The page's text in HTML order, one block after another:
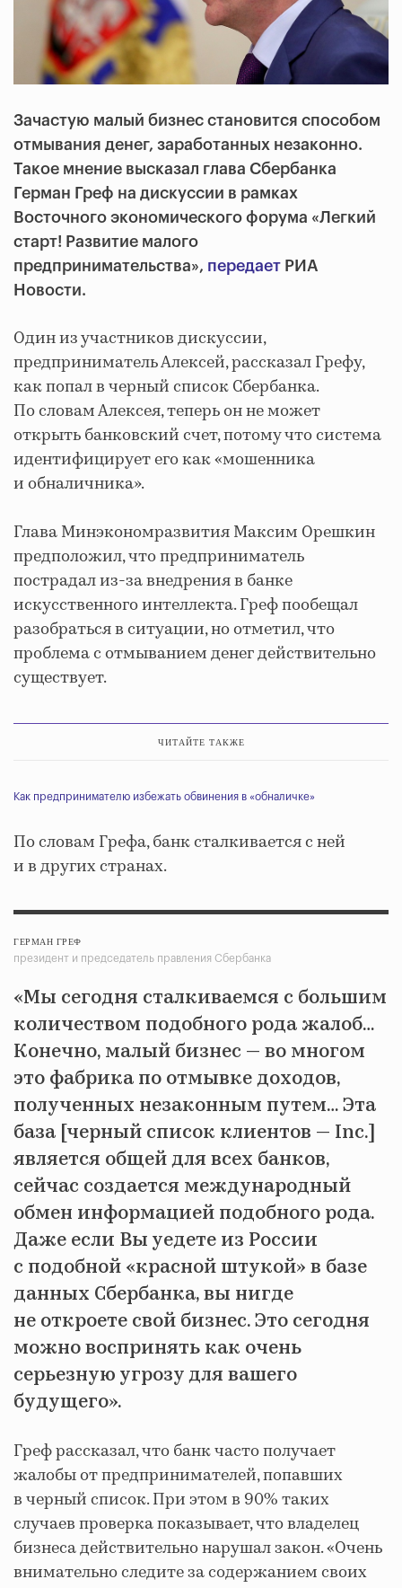
Зачастую малый бизнес становится способом
отмывания денег, заработанных незаконно.
Такое мнение высказал глава Сбербанка
Герман Греф на дискуссии в рамках
Восточного экономического форума «Легкий
старт! Развитие малого
предпринимательства», передает РИА
Новости.
Один из участников дискуссии,
предприниматель Алексей, рассказал Грефу,
как попал в черный список Сбербанка.
По словам Алексея, теперь он не может
открыть банковский счет, потому что система
идентифицирует его как «мошенника
и обналичника».
Глава Минэкономразвития Максим Орешкин
предположил, что предприниматель
пострадал из-за внедрения в банке
искусственного интеллекта. Греф пообещал
разобраться в ситуации, но отметил, что
проблема с отмыванием денег действительно
существует.
ЧИТАЙТЕ ТАКЖЕ
Как предпринимателю избежать обвинения в «обналичке»
По словам Грефа, банк сталкивается с ней
и в других странах.
ГЕРМАН ГРЕФ
президент и председатель правления Сбербанка
«Мы сегодня сталкиваемся с большим
количеством подобного рода жалоб…
Конечно, малый бизнес — во многом
это фабрика по отмывке доходов,
полученных незаконным путем… Эта
база [черный список клиентов — Inc.]
является общей для всех банков,
сейчас создается международный
обмен информацией подобного рода.
Даже если Вы уедете из России
с подобной «красной штукой» в базе
данных Сбербанка, вы нигде
не откроете свой бизнес. Это сегодня
можно воспринять как очень
серьезную угрозу для вашего
будущего».
Греф рассказал, что банк часто получает
жалобы от предпринимателей, попавших
в черный список. При этом в 90% таких
случаев проверка показывает, что владелец
бизнеса действительно нарушал закон. «Очень
внимательно следите за содержанием своих